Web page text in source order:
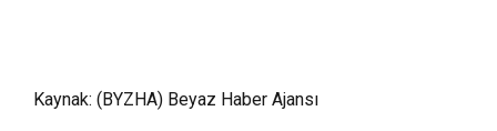
Kaynak: (BYZHA) Beyaz Haber Ajansı